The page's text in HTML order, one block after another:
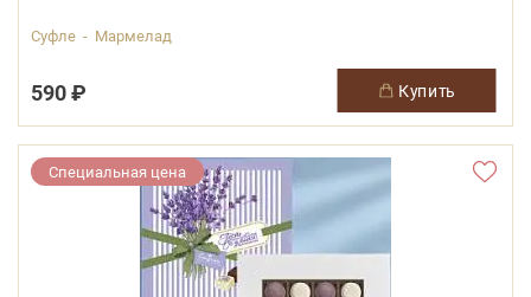
Суфле - Мармелад
590 ₽ купить
Специальная цена